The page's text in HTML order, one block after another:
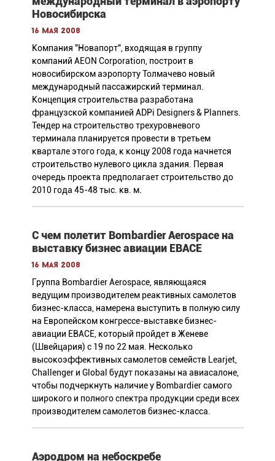
Новосибирска
16 мая 2008
Компания "Новапорт", входящая в группу
компаний AEON Corporation, построит в
новосибирском аэропорту Толмачево новый
международный пассажирский терминал.
Концепция строительства разработана
французской компанией ADPi Designers & Planners.
Тендер на строительство трехуровневого
терминала планируется провести в третьем
квартале этого года, к концу 2008 года начнется
строительство нулевого цикла здания. Первая
очередь проекта предполагает строительство до
2010 года 45-48 тыс. кв. м.
С чем полетит Bombardier Aerospace на
выставку бизнес авиации EBACE
16 мая 2008
Группа Bombardier Aerospace, являющаяся
ведущим производителем реактивных самолетов
бизнес-класса, намерена выступить в полную силу
на Европейском конгрессе-выставке бизнес-
авиации EBACE, который пройдет в Женеве
(Швейцария) с 19 по 22 мая. Несколько
высокоэффективных самолетов семейств Learjet,
Challenger и Global будут показаны на авиасалоне,
чтобы подчеркнуть наличие у Bombardier самого
широкого и полного спектра продукции среди всех
производителем самолетов бизнес-класса.
Аэродром на небоскребе